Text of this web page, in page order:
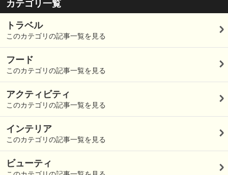
カテゴリ一覧
トラベル
このカテゴリの記事一覧を見る
フード
このカテゴリの記事一覧を見る
アクティビティ
このカテゴリの記事一覧を見る
インテリア
このカテゴリの記事一覧を見る
ビューティ